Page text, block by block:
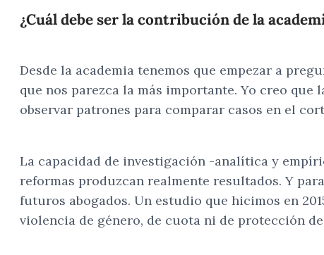
¿Cuál debe ser la contribución de la
Desde la academia tenemos que empezar a
que nos parezca la más importante. Yo creo
observar patrones para comparar casos en el
La capacidad de investigación -analítica y
reformas produzcan realmente resultados. Y
futuros abogados. Un estudio que hicimos en
violencia de género, de cuota ni de protección